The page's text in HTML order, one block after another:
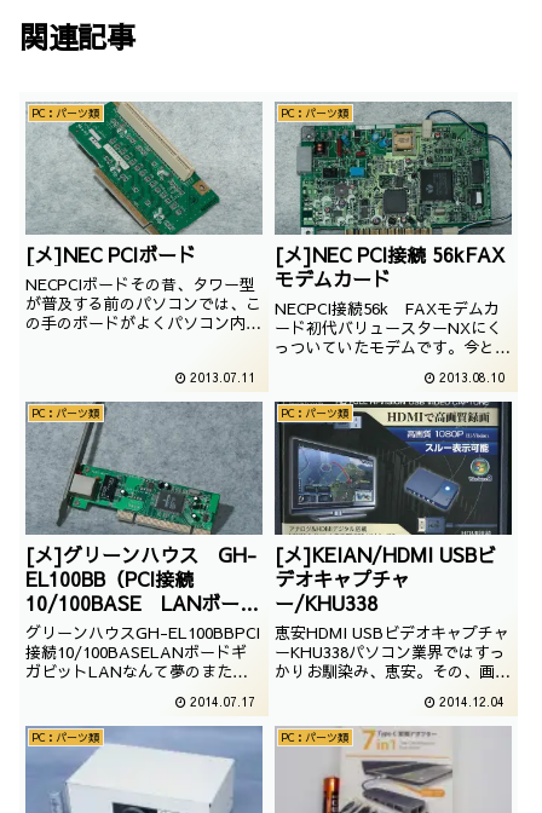
関連記事
PC：パーツ類
[メ]NEC PCIボード
NECPCIボードその昔、タワー型
が普及する前のパソコンでは、こ
の手のボードがよくパソコン内に
登場した今、姿を消したのです
が、これって何って名称なんです
かね？ｗ//
2013.07.11
PC：パーツ類
[メ]NEC PCI接続 56kFAX
モデムカード
NECPCI接続56k FAXモデムカ
ード初代バリュースターNXにく
っついていたモデムです。今とな
りますが、とりあえず、眺めて見
ることにします。//
2013.08.10
PC：パーツ類
[メ]グリーンハウス GH-
EL100BB（PCI接続
10/100BASE LANボー
ド）
グリーンハウスGH-EL100BBPCI
接続10/100BASELANボードギ
ガビットLANなんて夢のまた
ば十分。というか、100BASE自
体が高速通信だと思っていた時代
が自分にも有りました。//
2014.07.17
PC：パーツ類
[メ]KEIAN/HDMI USBビ
デオキャプチャ
ー/KHU338
恵安HDMI USBビデオキャプチャ
ーKHU338パソコン業界ではすっ
かりお馴染み、恵安。その、画期
ニットでございます。サラネで使
用するために購入させて頂きまし
た。//
2014.12.04
PC：パーツ類 PC：パーツ類